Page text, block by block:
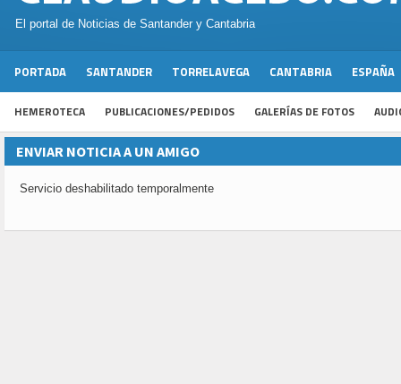
El portal de Noticias de Santander y Cantabria
PORTADA SANTANDER TORRELAVEGA CANTABRIA ESPAÑA
HEMEROTECA PUBLICACIONES/PEDIDOS GALERÍAS DE FOTOS
ENVIAR NOTICIA A UN AMIGO
Servicio deshabilitado temporalmente